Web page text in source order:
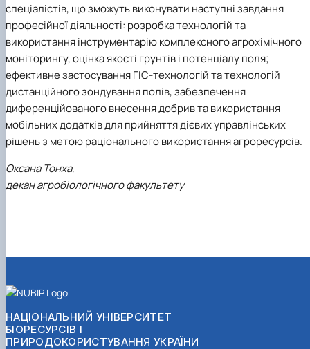
спеціалістів, що зможуть виконувати наступні завдання
професійної діяльності: розробка технологій та
використання інструментарію комплексного агрохімічного
моніторингу, оцінка якості грунтів і потенціалу поля;
ефективне застосування ГІС-технологій та технологій
дистанційного зондування полів, забезпечення
диференційованого внесення добрив та використання
мобільних додатків для прийняття дієвих управлінських
рішень з метою раціонального використання агроресурсів.
Оксана Тонха,
декан агробіологічного факультету
НАЦІОНАЛЬНИЙ УНІВЕРСИТЕТ
БІОРЕСУРСІВ І
ПРИРОДОКОРИСТУВАННЯ УКРАЇНИ